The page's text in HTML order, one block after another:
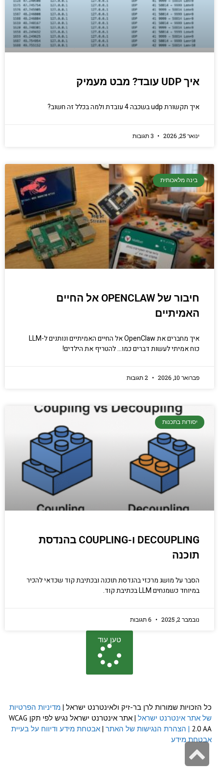
איך UDP עובד? מבט מעמיק
איך תקשורת udp בשכבה 4 עובדת ולמה בכלל זה חשוב?
ינואר 25, 2026
בינה מלאכותית
חיבור של OPENCLAW אל החיים
האמיתיים
איך מחברים את OpenClaw אל החיים האמיתיים ונותנים ל-LLM
כוח אמיתי לעשות דברים כמו… להטריף את הילדים!
פברואר 10, 2026
יסודות בתכנות
DECOUPLING ו-COUPLING בהנדסת
תוכנה
הסבר על מושג מרכזי בהנדסת תוכנה ובכתיבת קוד שכדאי להכיר
במיוחד כשמנחים LLM בכתיבת קוד.
נובמבר 2, 2025
טען עוד
כל הזכויות שמורות לרן בר-זיק ולאינטרנט ישראל | מדיניות הפרטיות
של אתר אינטרנט ישראל
| אתר אינטרנט ישראל נגיש לפי תקן WCAG
2.0 AA | הצהרת הנגישות של האתר | אבטחת מידע ודיווח על בעיית
אבטחת מידע
גלילה